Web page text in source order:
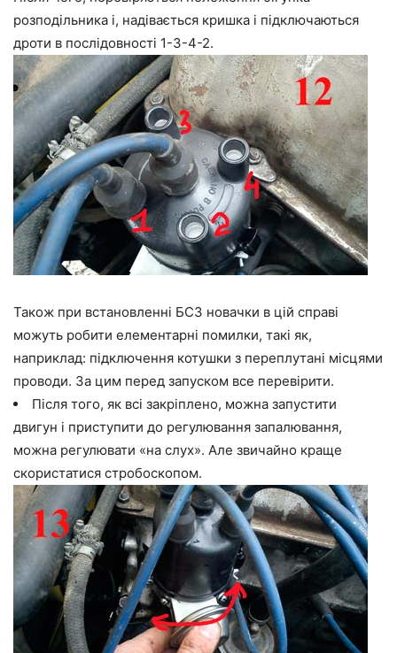
розподільника і, надівається кришка і підключаються
дроти в послідовності 1-3-4-2.
Також при встановленні БСЗ новачки в цій справі
можуть робити елементарні помилки, такі як,
наприклад: підключення котушки з переплутані місцями
проводи. За цим перед запуском все перевірити.
Після того, як всі закріплено, можна запустити
двигун і приступити до регулювання запалювання,
можна регулювати «на слух». Але звичайно краще
скористатися стробоскопом.